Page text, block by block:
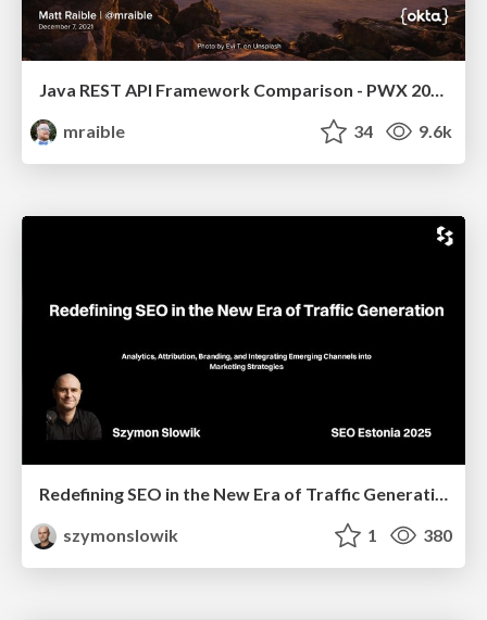
Java REST API Framework Comparison - PWX 2021
mraible
34 9.6k
Redefining SEO in the New Era of Traffic Generation
szymonslowik
1 380